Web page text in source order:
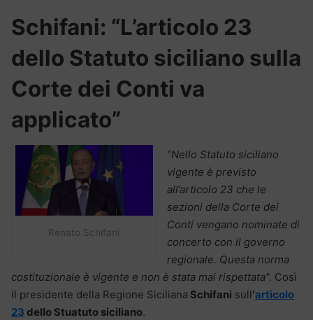
Schifani: “L’articolo 23
dello Statuto siciliano sulla
Corte dei Conti va
applicato”
Renato Schifani
“Nello Statuto siciliano
vigente è previsto
all’articolo 23 che le
sezioni della Corte dei
Conti vengano nominate di
concerto con il governo
regionale. Questa norma
costituzionale è vigente e non è stata mai rispettata’‘. Così
il presidente della Regione Siciliana Schifani sull‘articolo
23 dello Stuatuto siciliano.